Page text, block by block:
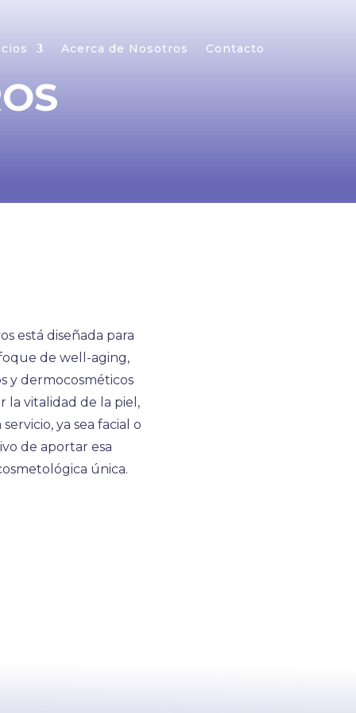
Acerca de Nosotros Contacto
está diseñada para
de well-aging,
y dermocosméticos
la vitalidad de la piel,
ya sea facial o
de aportar esa
única.